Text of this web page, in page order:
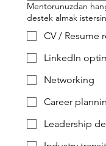
Mentorunuzdan
destek almak
CV / Resume
LinkedIn
Networking
Career
Leadership